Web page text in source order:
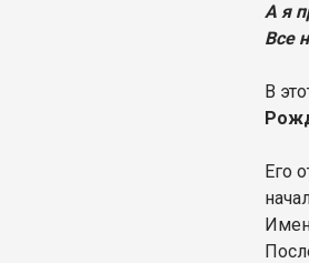
А я
Все
В
Его